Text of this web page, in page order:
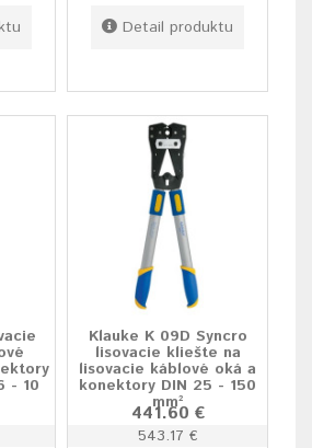
Detail produktu
- 10
Klauke K 09D Syncro
lisovacie kliešte na
lisovacie káblové oká a
konektory DIN 25 - 150
mm²
441.60 €
543.17 €